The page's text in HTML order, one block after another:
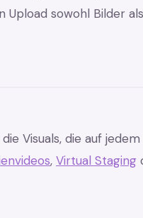
sowohl Bilder
Visuals, die auf
, Virtual Staging